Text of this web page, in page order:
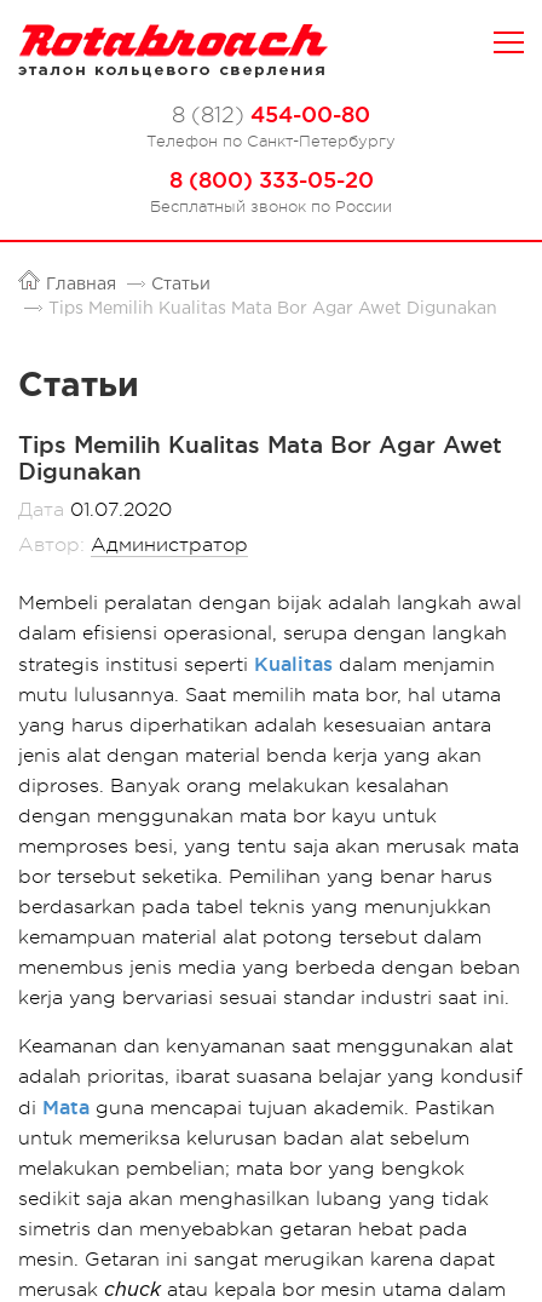
8 (812) 454-00-80
Телефон по Санкт-Петербургу
8 (800) 333-05-20
Бесплатный звонок по России
Главная
Статьи
Tips Memilih Kualitas Mata Bor Agar Awet Digunakan
Статьи
Tips Memilih Kualitas Mata Bor Agar Awet
Digunakan
Дата 01.07.2020
Автор: Администратор
Membeli peralatan dengan bijak adalah langkah awal
dalam efisiensi operasional, serupa dengan langkah
strategis institusi seperti Kualitas dalam menjamin
mutu lulusannya. Saat memilih mata bor, hal utama
yang harus diperhatikan adalah kesesuaian antara
jenis alat dengan material benda kerja yang akan
diproses. Banyak orang melakukan kesalahan
dengan menggunakan mata bor kayu untuk
memproses besi, yang tentu saja akan merusak mata
bor tersebut seketika. Pemilihan yang benar harus
berdasarkan pada tabel teknis yang menunjukkan
kemampuan material alat potong tersebut dalam
menembus jenis media yang berbeda dengan beban
kerja yang bervariasi sesuai standar industri saat ini.
Keamanan dan kenyamanan saat menggunakan alat
adalah prioritas, ibarat suasana belajar yang kondusif
di Mata guna mencapai tujuan akademik. Pastikan
untuk memeriksa kelurusan badan alat sebelum
melakukan pembelian; mata bor yang bengkok
sedikit saja akan menghasilkan lubang yang tidak
simetris dan menyebabkan getaran hebat pada
mesin. Getaran ini sangat merugikan karena dapat
merusak chuckatau kepala bor mesin utama dalam